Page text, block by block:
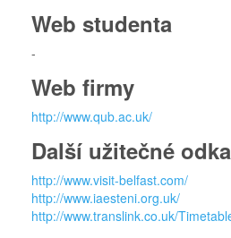
Web studenta
-
Web firmy
http://www.qub.ac.uk/
Další užitečné
http://www.visit-belfast.com/
http://www.iaesteni.org.uk/
http://www.translink.co.uk/